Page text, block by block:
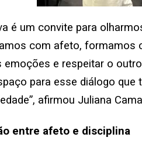
é um convite para
com afeto, formamos
emoções e respeitar o
para esse diálogo que
afirmou Juliana
entre afeto e disciplina